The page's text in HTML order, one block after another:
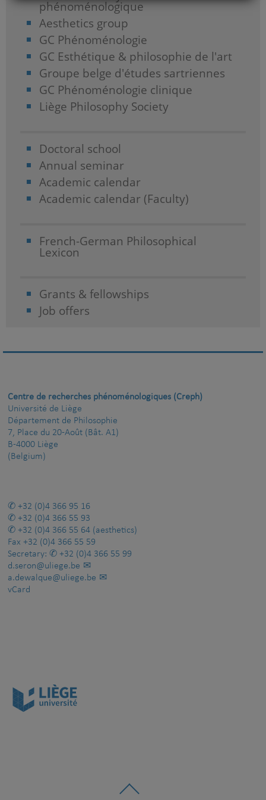
phénoménologique
Aesthetics group
GC Phénoménologie
GC Esthétique & philosophie de l'art
Groupe belge d'études sartriennes
GC Phénoménologie clinique
Liège Philosophy Society
Doctoral school
Annual seminar
Academic calendar
Academic calendar (Faculty)
French-German Philosophical
Lexicon
Grants & fellowships
Job offers
Centre de recherches phénoménologiques (Creph)
Université de Liège
Département de Philosophie
7, Place du 20-Août (Bât. A1)
B-4000 Liège
(Belgium)
+32 (0)4 366 95 16
+32 (0)4 366 55 93
+32 (0)4 366 55 64 (aesthetics)
Fax +32 (0)4 366 55 59
Secretary:
+32 (0)4 366 55 99
d.seron@uliege.be
a.dewalque@uliege.be
vCard